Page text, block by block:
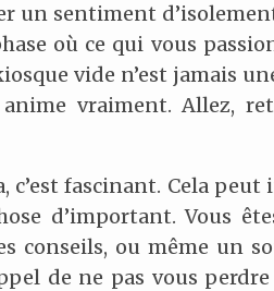
un sentiment
où ce qui vous
vide n’est jamais
vraiment. Allez,
c’est fascinant. Cela peut
d’important. Vous
conseils, ou même un
de ne pas vous